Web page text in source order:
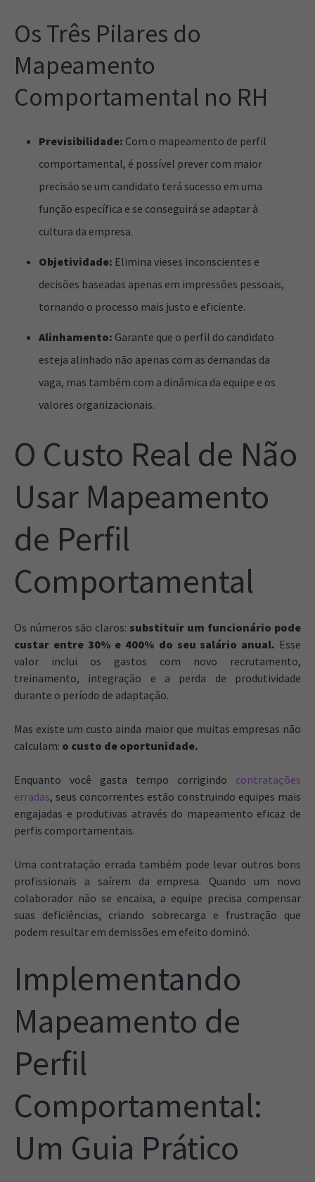
Os Três Pilares do
Mapeamento
Comportamental no RH
Previsibilidade: Com o mapeamento de perfil
comportamental, é possível prever com maior
precisão se um candidato terá sucesso em uma
função específica e se conseguirá se adaptar à
cultura da empresa.
Objetividade: Elimina vieses inconscientes e
decisões baseadas apenas em impressões pessoais,
tornando o processo mais justo e eficiente.
Alinhamento: Garante que o perfil do candidato
esteja alinhado não apenas com as demandas da
vaga, mas também com a dinâmica da equipe e os
valores organizacionais.
O Custo Real de Não
Usar Mapeamento
de Perfil
Comportamental
Os números são claros: substituir um funcionário pode
custar entre 30% e 400% do seu salário anual. Esse
valor inclui os gastos com novo recrutamento,
treinamento, integração e a perda de produtividade
durante o período de adaptação.
Mas existe um custo ainda maior que muitas empresas não
calculam: o custo de oportunidade.
Enquanto você gasta tempo corrigindo contratações
erradas, seus concorrentes estão construindo equipes mais
engajadas e produtivas através do mapeamento eficaz de
perfis comportamentais.
Uma contratação errada também pode levar outros bons
profissionais a saírem da empresa. Quando um novo
colaborador não se encaixa, a equipe precisa compensar
suas deficiências, criando sobrecarga e frustração que
podem resultar em demissões em efeito dominó.
Implementando
Mapeamento de
Perfil
Comportamental:
Um Guia Prático